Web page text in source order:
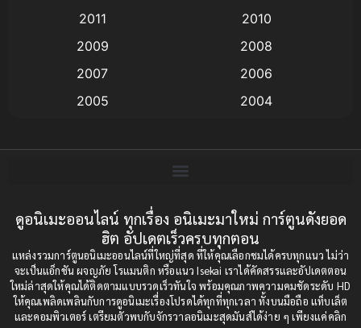
Big tits (นมใหญ่)
Bitch (ผู้หญิงร่าน)
Bondage (ทาส)(1)
boys love(1)
Censored (เซ็นเซอร์) (19)
2011
2010
2009
2008
2007
2006
2005
2004
2001
2000
1997
1996
1993
1992
1991
1990
1989
1988
1987
1985
ดูอนิเมะออนไลน์ ทุกเรื่อง อนิเมะมาใหม่ การ์ตูนดังยอด
ฮิต อัปเดตเร็วครบทุกตอน
แหล่งรวมการ์ตูนอนิเมะออนไลน์ที่ใหญ่ที่สุด ที่ให้คุณเลือกชมได้ครบทุกแนว ไม่ว่า
จะเป็นแอ็กชัน ผจญภัย โรแมนติก หรือแนว Isekai เราได้คัดสรรและอัปเดตตอน
ใหม่ล่าสุดให้คุณได้ติดตามแบบรวดเร็วทันใจ พร้อมคุณภาพความคมชัดระดับ HD
ให้คุณเพลิดเพลินกับการดูอนิเมะเรื่องโปรดได้ทุกที่ทุกเวลา ทั้งบนมือถือ แท็บเล็ต
และคอมพิวเตอร์ เตรียมตัวพบกับจักรวาลอนิเมะสุดมันส์ได้ง่าย ๆ เพียงแค่คลิก